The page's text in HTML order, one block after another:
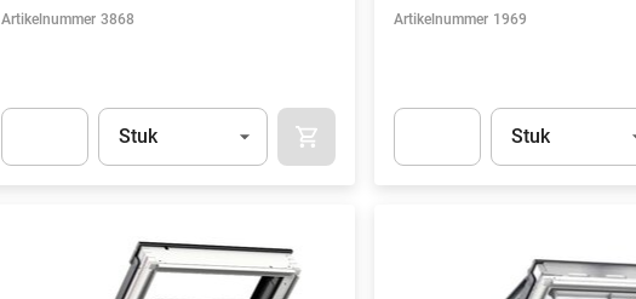
Artikelnummer 3868
Eenheid
Stuk
Artikelnummer 1969
Eenheid
Stuk